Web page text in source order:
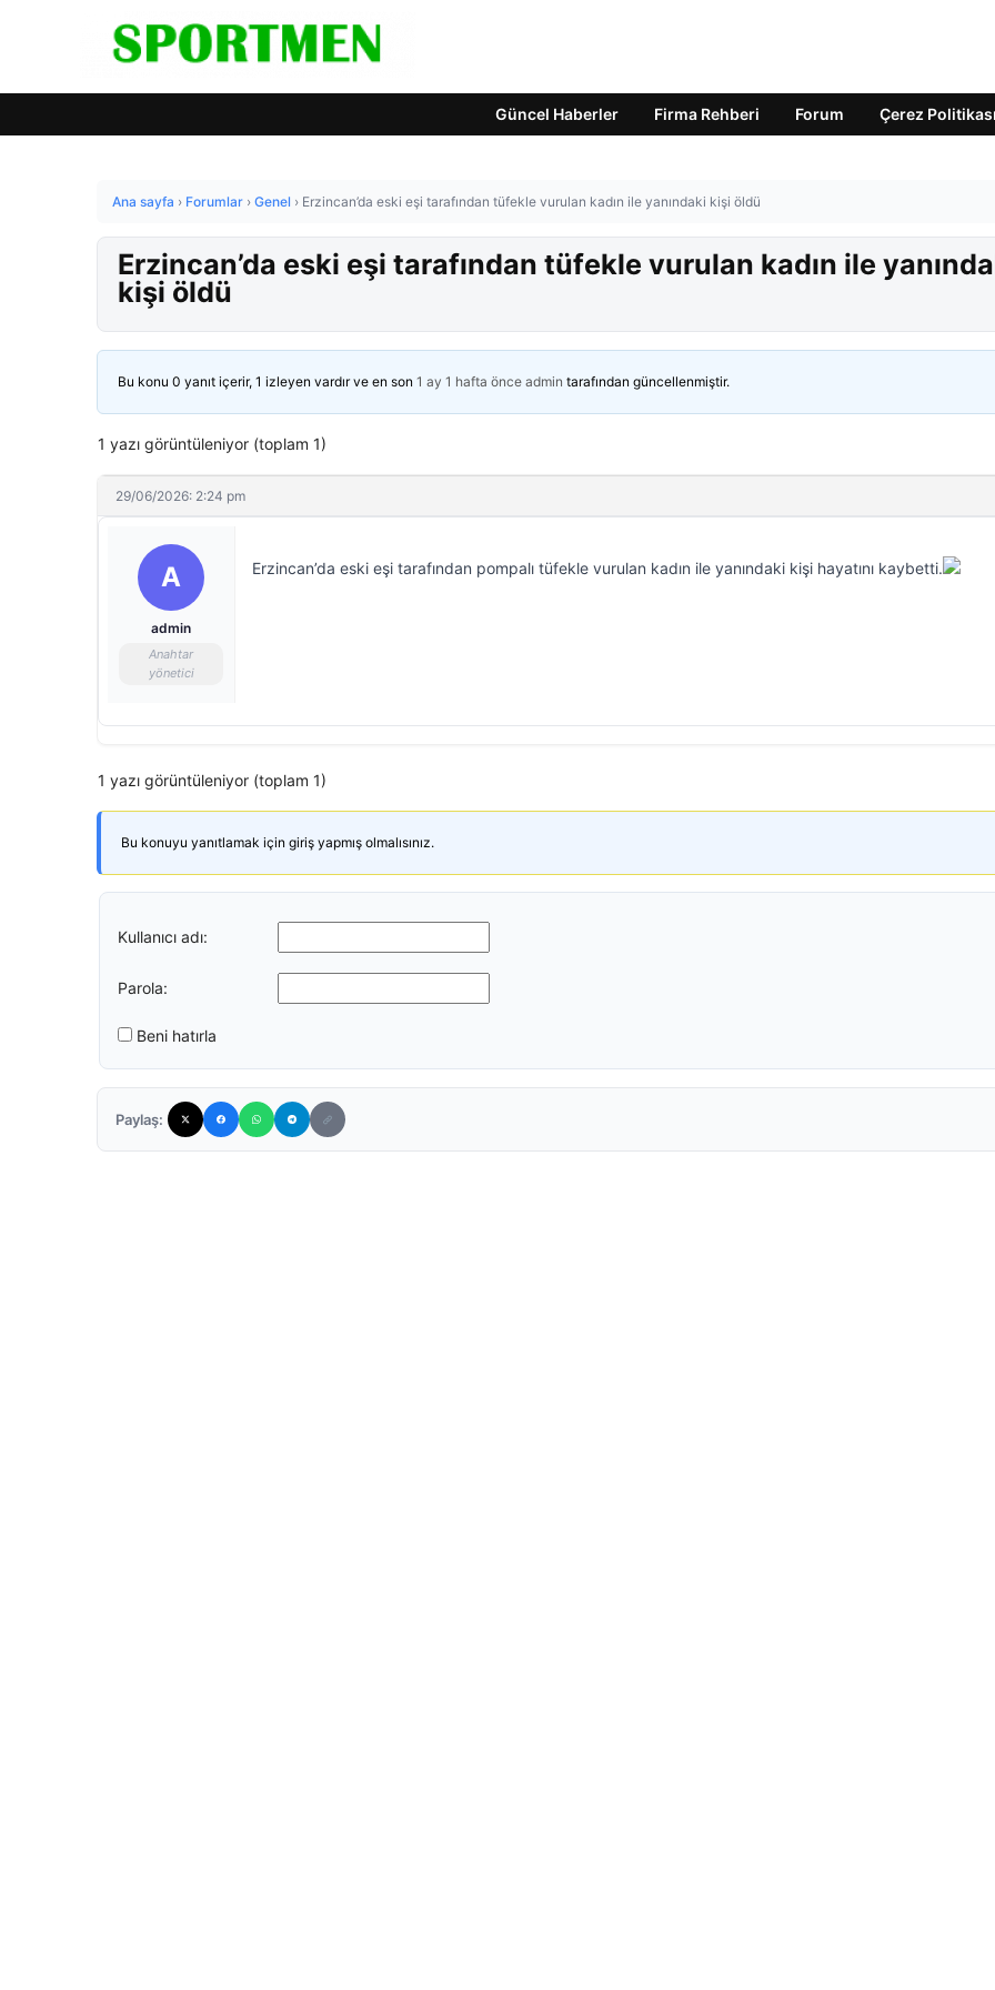
Güncel Haberler Firma Rehberi Forum Çerez Politikası
Ana sayfa › Forumlar › Genel › Erzincan’da eski eşi tarafından tüfekle vurulan kadın ile yanındaki kişi öldü
Erzincan’da eski eşi tarafından tüfekle vurulan kadın ile
kişi öldü
Bu konu 0 yanıt içerir, 1 izleyen vardır ve en son 1 ay 1 hafta önce admin tarafından güncellenmiştir.
1 yazı görüntüleniyor (toplam 1)
29/06/2026: 2:24 pm
A
admin
Anahtar
yönetici
Erzincan’da eski eşi tarafından pompalı tüfekle vurulan kadın ile yanındaki kişi hayatını kaybetti.
1 yazı görüntüleniyor (toplam 1)
Bu konuyu yanıtlamak için giriş yapmış olmalısınız.
Kullanıcı adı:
Parola:
Beni hatırla
Paylaş: